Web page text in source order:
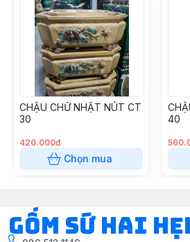
CHẬU CHỮ NHẬT NÚT CT
30
420.000đ
Chọn mua
40
Gốm Sứ Hai